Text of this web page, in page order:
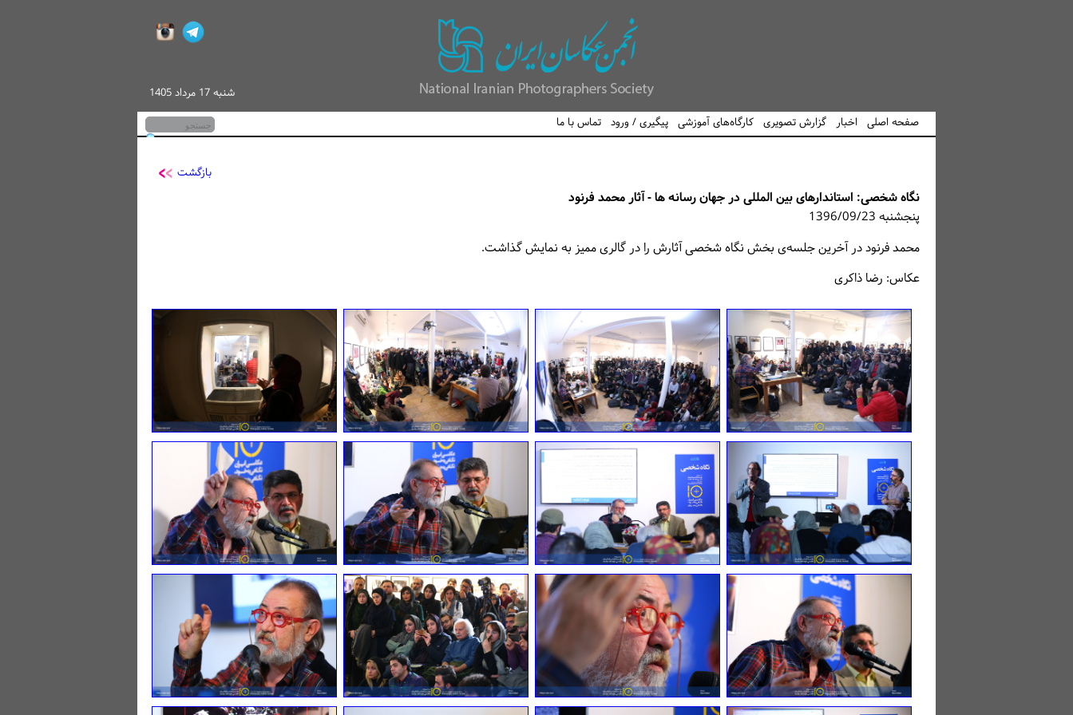
شنبه 17 مرداد 1405
صفحه اصلی اخبار گزارش تصویری کارگاه‌های آموزشی پیگیری / ورود تماس با ما
بازگشت
نگاه شخصی: استاندارهای بین المللی در جهان رسانه ها - آثار محمد فرنود
پنجشنبه 1396/09/23
محمد فرنود در آخرین جلسه‌ی بخش نگاه شخصی آثارش را در گالری ممیز به نمایش گذاشت.
عکاس: رضا ذاکری